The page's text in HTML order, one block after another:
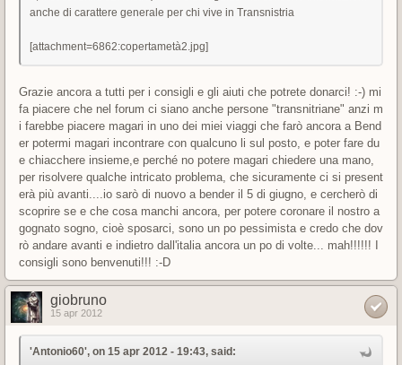
anche di carattere generale per chi vive in Transnistria
[attachment=6862:copertametà2.jpg]
Grazie ancora a tutti per i consigli e gli aiuti che potrete donarci! :-) mi
fa piacere che nel forum ci siano anche persone "transnitriane" anzi m
i farebbe piacere magari in uno dei miei viaggi che farò ancora a Bend
er potermi magari incontrare con qualcuno li sul posto, e poter fare du
e chiacchere insieme,e perché no potere magari chiedere una mano,
per risolvere qualche intricato problema, che sicuramente ci si present
erà più avanti....io sarò di nuovo a bender il 5 di giugno, e cercherò di
scoprire se e che cosa manchi ancora, per potere coronare il nostro a
gognato sogno, cioè sposarci, sono un po pessimista e credo che dov
rò andare avanti e indietro dall'italia ancora un po di volte... mah!!!!!! I
consigli sono benvenuti!!! :-D
giobruno
15 apr 2012
'Antonio60', on 15 apr 2012 - 19:43, said: